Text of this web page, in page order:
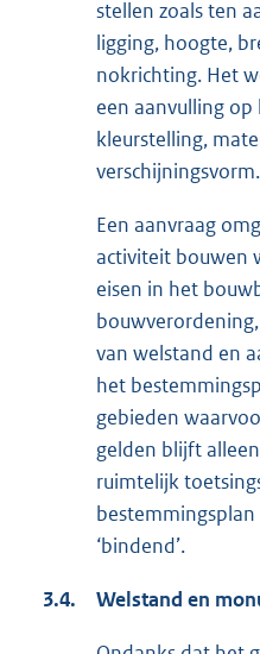
stellen zoals ten
ligging, hoogte,
nokrichting. Het
een aanvulling
kleurstelling,
verschijningsvorm.
Een aanvraag
activiteit bouwen
eisen in het
van welstand en
het
gebieden
gelden blijft
ruimtelijk
‘bindend’.
3.4. Welstand en